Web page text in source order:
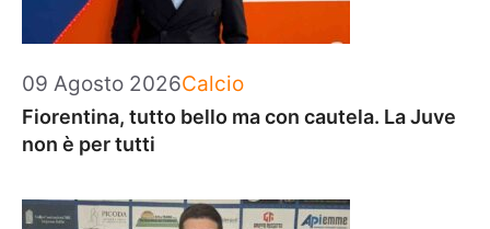
09 Agosto 2026Categorie
Calcio
Fiorentina, tutto bello ma con cautela. La Juve
non è per tutti